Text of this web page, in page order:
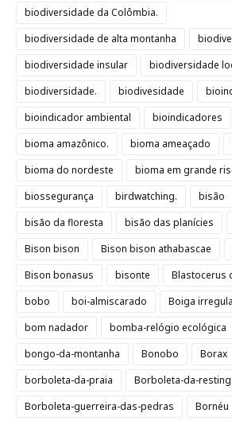
biodiversidade da Colômbia.
biodiversidade de alta montanha
biodiversidade insular
biodiversidade
biodiversidade.
biodivesidade
bioindicador ambiental
bioindicadores
bioma amazônico.
bioma ameaçado
bioma do nordeste
bioma em grande
biossegurança
birdwatching. bisão
bisão da floresta
bisão das planícies
Bison bison
Bison bison athabascae
Bison bonasus
bisonte
Blastocerus
bobo
boi-almiscarado Boiga
bom nadador
bomba-relógio ecológica
bongo-da-montanha
Bonobo Borax
borboleta-da-praia
Borboleta-da-
Borboleta-guerreira-das-pedras
Bornéu